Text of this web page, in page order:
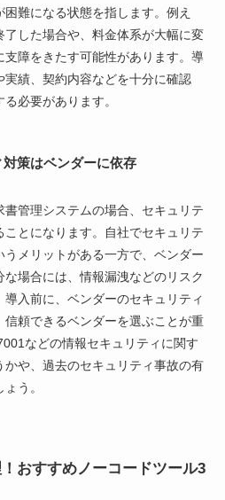
難になる状態を指します。例え
した場合や、料金体系が大幅に変
障をきたす可能性があります。導
実績、契約内容などを十分に確認
必要があります。
策はベンダーに依存
管理システムの場合、セキュリテ
ことになります。自社でセキュリテ
うメリットがある一方で、ベンダー
場合には、情報漏洩などのリスク
入前に、ベンダーのセキュリティ
頼できるベンダーを選ぶことが重
などの情報セキュリティに関す
や、過去のセキュリティ事故の有
う。
おすすめノーコードツール3